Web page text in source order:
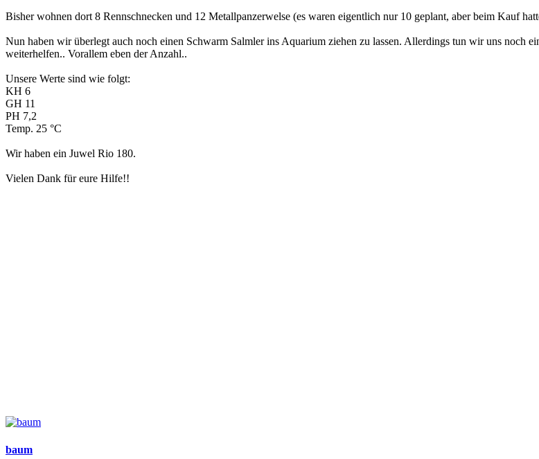
Bisher wohnen dort 8 Rennschnecken und 12 Metallpanzerwelse (es waren eigentlich nur 10 geplant, aber beim Kauf
Nun haben wir überlegt auch noch einen Schwarm Salmler ins Aquarium ziehen zu lassen. Allerdings tun wir uns noch
weiterhelfen.. Vorallem eben der Anzahl..
Unsere Werte sind wie folgt:
KH 6
GH 11
PH 7,2
Temp. 25 °C
Wir haben ein Juwel Rio 180.
Vielen Dank für eure Hilfe!!
baum